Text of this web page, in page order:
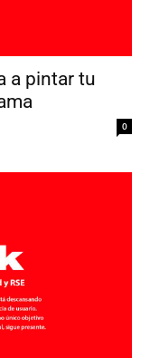
a pintar tu
0